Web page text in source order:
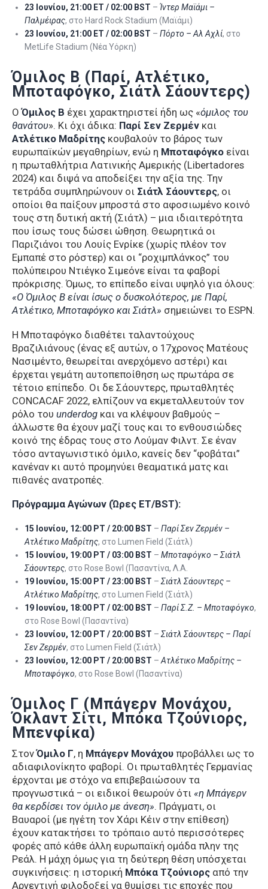
23 Ιουνίου, 21:00 ET / 02:00 BST – Ίντερ Μαϊάμι –
Παλμέιρας, στο Hard Rock Stadium (Μαϊάμι)
23 Ιουνίου, 21:00 ET / 02:00 BST – Πόρτο – Αλ Αχλί, στο
MetLife Stadium (Νέα Υόρκη)
Όμιλος Β (Παρί, Ατλέτικο,
Μποταφόγκο, Σιάτλ Σάουντερς)
ΟΌμιλος Β έχει χαρακτηριστεί ήδη ως «όμιλος του
θανάτου». Κι όχι άδικα: Παρί Σεν Ζερμέν και
Ατλέτικο Μαδρίτης κουβαλούν το βάρος των
ευρωπαϊκών μεγαθηρίων, ενώ η Μποταφόγκο είναι
η πρωταθλήτρια Λατινικής Αμερικής (Libertadores
2024) και διψά να αποδείξει την αξία της. Την
τετράδα συμπληρώνουν οι Σιάτλ Σάουντερς, οι
οποίοι θα παίξουν μπροστά στο αφοσιωμένο κοινό
τους στη δυτική ακτή (Σιάτλ) – μια ιδιαιτερότητα
που ίσως τους δώσει ώθηση. Θεωρητικά οι
Παριζιάνοι του Λουίς Ενρίκε (χωρίς πλέον τον
Εμπαπέ στο ρόστερ) και οι “ροχιμπλάνκος” του
πολύπειρου Ντιέγκο Σιμεόνε είναι τα φαβορί
πρόκρισης. Όμως, το επίπεδο είναι υψηλό για όλους:
«Ο Όμιλος Β είναι ίσως ο δυσκολότερος, με Παρί,
Ατλέτικο, Μποταφόγκο και Σιάτλ» σημειώνει το ESPN.
Η Μποταφόγκο διαθέτει ταλαντούχους
Βραζιλιάνους (ένας εξ αυτών, ο 17χρονος Ματέους
Νασιμέντο, θεωρείται ανερχόμενο αστέρι) και
έρχεται γεμάτη αυτοπεποίθηση ως πρωτάρα σε
τέτοιο επίπεδο. Οι δε Σάουντερς, πρωταθλητές
CONCACAF 2022, ελπίζουν να εκμεταλλευτούν τον
ρόλο του underdog και να κλέψουν βαθμούς –
άλλωστε θα έχουν μαζί τους και το ενθουσιώδες
κοινό της έδρας τους στο Λούμαν Φιλντ. Σε έναν
τόσο ανταγωνιστικό όμιλο, κανείς δεν “φοβάται”
κανέναν κι αυτό προμηνύει θεαματικά ματς και
πιθανές ανατροπές.
Πρόγραμμα Αγώνων (Ώρες ET/BST):
15 Ιουνίου, 12:00 PT / 20:00 BST – Παρί Σεν Ζερμέν –
Ατλέτικο Μαδρίτης, στο Lumen Field (Σιάτλ)
15 Ιουνίου, 19:00 PT / 03:00 BST – Μποταφόγκο – Σιάτλ
Σάουντερς, στο Rose Bowl (Πασαντίνα, Λ.Α.
19 Ιουνίου, 15:00 PT / 23:00 BST – Σιάτλ Σάουντερς –
Ατλέτικο Μαδρίτης, στο Lumen Field (Σιάτλ)
19 Ιουνίου, 18:00 PT / 02:00 BST – Παρί Σ.Ζ. – Μποταφόγκο,
στο Rose Bowl (Πασαντίνα)
23 Ιουνίου, 12:00 PT / 20:00 BST – Σιάτλ Σάουντερς – Παρί
Σεν Ζερμέν, στο Lumen Field (Σιάτλ)
23 Ιουνίου, 12:00 PT / 20:00 BST – Ατλέτικο Μαδρίτης –
Μποταφόγκο, στο Rose Bowl (Πασαντίνα)
Όμιλος Γ (Μπάγερν Μονάχου,
Όκλαντ Σίτι, Μπόκα Τζούνιορς,
Μπενφίκα)
ΣτονΌμιλο Γ, η Μπάγερν Μονάχου προβάλλει ως το
αδιαφιλονίκητο φαβορί. Οι πρωταθλητές Γερμανίας
έρχονται με στόχο να επιβεβαιώσουν τα
προγνωστικά – οι ειδικοί θεωρούν ότι «η Μπάγερν
θα κερδίσει τον όμιλο με άνεση». Πράγματι, οι
Βαυαροί (με ηγέτη τον Χάρι Κέιν στην επίθεση)
έχουν κατακτήσει το τρόπαιο αυτό περισσότερες
φορές από κάθε άλλη ευρωπαϊκή ομάδα πλην της
Ρεάλ. Η μάχη όμως για τη δεύτερη θέση υπόσχεται
συγκινήσεις: η ιστορική Μπόκα Τζούνιορς από την
Αργεντινή φιλοδοξεί να θυμίσει τις εποχές που